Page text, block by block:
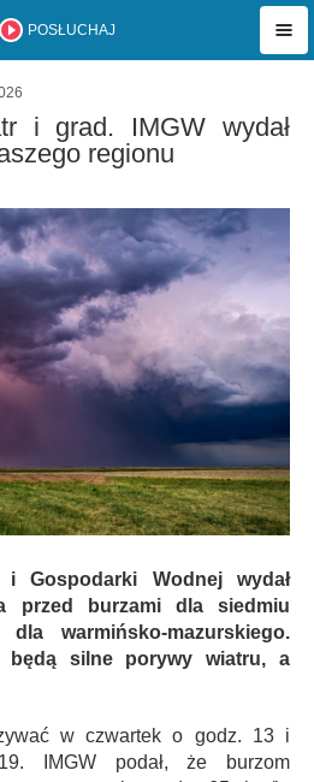
POSŁUCHAJ
i grad. IMGW wydał
regionu
i Gospodarki Wodnej wydał
przed burzami dla siedmiu
warmińsko-mazurskiego.
będą silne porywy wiatru, a
w czwartek o godz. 13 i
IMGW podał, że burzom